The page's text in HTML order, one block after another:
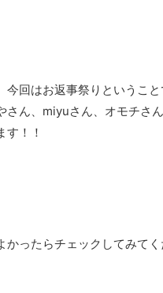
回はお返事祭りということ
ん、miyuさん、オモチさん
！！
かったらチェックしてみて